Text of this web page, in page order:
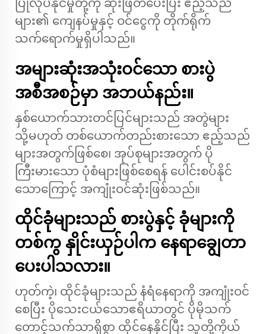
ပြုလုပ်နိုင်မှုတို့ကို ဆုံးဖြတ်ပေးပြီး ဧည့်သည်
များ၏ ကျေနပ်မှုနှင့် ဝင်ငွေကို တိုက်ရိုက်
သက်ရောက်မှုရှိပါသည်။
အများဆုံးအသုံးဝင်သော စားပွဲ
အစီအစဉ်မှာ အဘယ်နည်း။
နှစ်ယောက်သားတင်ပြင်များသည် အတွဲများ
သို့မဟုတ် တစ်ယောက်တည်းစားသော ဧည့်သည်
များအတွက်ဖြစ်စေ၊ အုပ်စုများအတွက် ပို
ကြီးမားသော ပုံစံများဖြစ်စေရန် ပေါင်းစပ်နိုင်
သောကြောင့် အကျုံးဝင်ဆုံးဖြစ်သည်။
ထိုင်ခုံများသည် စားပွဲနှင့် ခုံများကို
တစ်ကွ နှိုင်းယှဉ်ပါက နေရာချွေတာ
ပေးပါသလား။
ဟုတ်ကဲ့၊ ထိုင်ခုံများသည် နံရံနေရာကို အကျုံးဝင်
စေပြီး ပိုသေးငယ်သောဧရိယာတွင် ပိုမိုသက်
တောင့်သက်သာရှိစွာ ထိုင်နေနိုင်ပြီး သူတို့ကိုယ်